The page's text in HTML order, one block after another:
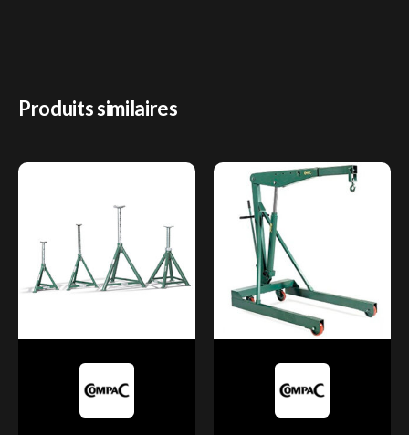
Produits similaires